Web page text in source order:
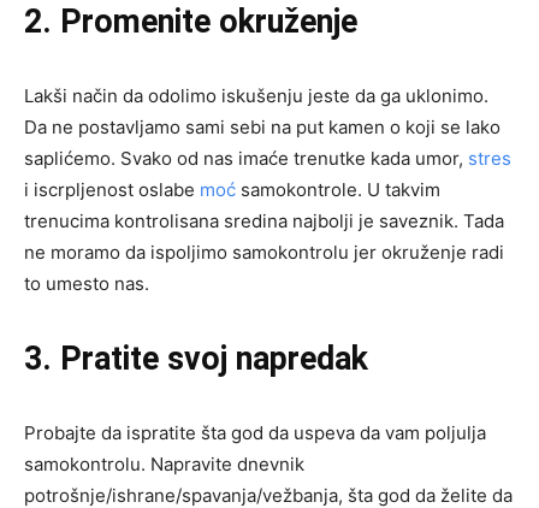
2. Promenite okruženje
Lakši način da odolimo iskušenju jeste da ga uklonimo.
Da ne postavljamo sami sebi na put kamen o koji se lako
saplićemo. Svako od nas imaće trenutke kada umor, stres
i iscrpljenost oslabe moć samokontrole. U takvim
trenucima kontrolisana sredina najbolji je saveznik. Tada
ne moramo da ispoljimo samokontrolu jer okruženje radi
to umesto nas.
3. Pratite svoj napredak
Probajte da ispratite šta god da uspeva da vam poljulja
samokontrolu. Napravite dnevnik
potrošnje/ishrane/spavanja/vežbanja, šta god da želite da